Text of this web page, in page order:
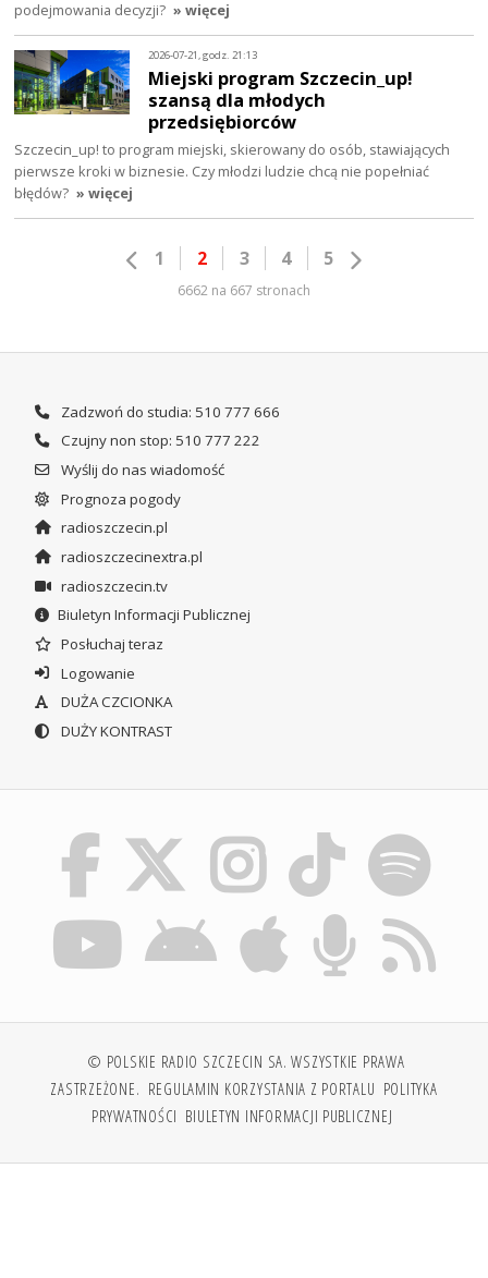
podejmowania decyzji? » więcej
2026-07-21, godz. 21:13
Miejski program Szczecin_up!
szansą dla młodych
przedsiębiorców
Szczecin_up! to program miejski, skierowany do osób, stawiających
pierwsze kroki w biznesie. Czy młodzi ludzie chcą nie popełniać
błędów? » więcej
1 2 3 4 5
6662 na 667 stronach
Zadzwoń do studia: 510 777 666
Czujny non stop: 510 777 222
Wyślij do nas wiadomość
Prognoza pogody
radioszczecin.pl
radioszczecinextra.pl
radioszczecin.tv
Biuletyn Informacji Publicznej
Posłuchaj teraz
Logowanie
DUŻA CZCIONKA
DUŻY KONTRAST
© POLSKIE RADIO SZCZECIN SA. WSZYSTKIE PRAWA
ZASTRZEŻONE. REGULAMIN KORZYSTANIA Z PORTALU POLITYKA
PRYWATNOŚCI BIULETYN INFORMACJI PUBLICZNEJ